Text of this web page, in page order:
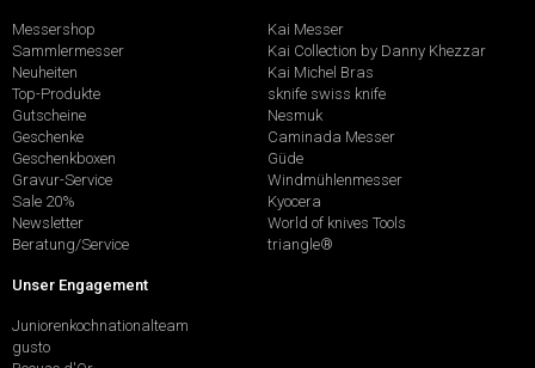
Messershop
Sammlermesser
Neuheiten
Top-Produkte
Gutscheine
Geschenke
Geschenkboxen
Gravur-Service
Sale 20%
Newsletter
Beratung/Service
Kai Messer
Kai Collection by Danny Khezzar
Kai Michel Bras
sknife swiss knife
Nesmuk
Caminada Messer
Güde
Windmühlenmesser
Kyocera
World of knives Tools
triangle®
Unser Engagement
Juniorenkochnationalteam
gusto